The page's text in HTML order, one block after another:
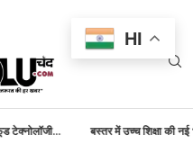
बस्तर में उच्च शिक्षा की नई भोर,
HI